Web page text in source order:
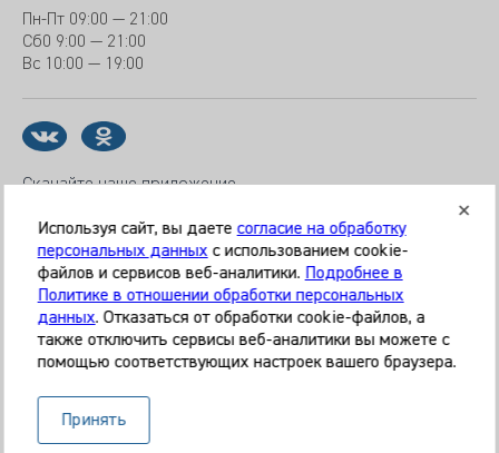
Пн-Пт 09:00 — 21:00
Сб0 9:00 — 21:00
Вс 10:00 — 19:00
Скачайте наше приложение
© 2026 Клиника «МЕДИКАЛ ОН ГРУП»
Все права защищены
Информация, представленная на сайте, является
постановки диагноза, назначения лечения. Необходима
очная консультация специалиста. Используя данный сайт,
вы даёте согласие на обработку ваших данных сервисом
Используя сайт, вы даете согласие на обработку
персональных данныхс использованием cookie-
файлов и сервисов веб-аналитики. Подробнее в
Политике в отношении обработки персональных
данных. Отказаться от обработки cookie-файлов, а
также отключить сервисы веб-аналитики вы можете с
помощью соответствующих настроек вашего браузера.
Принять